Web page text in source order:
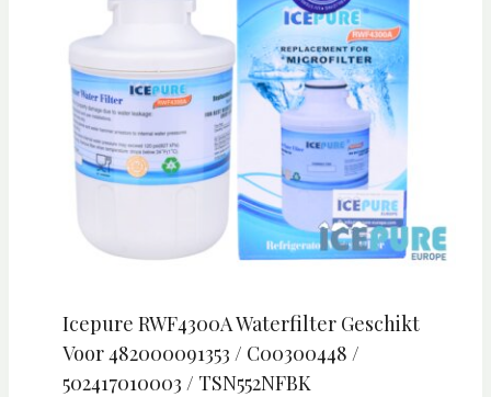
Icepure RWF4300A Waterfilter Geschikt
Voor 482000091353 / C00300448 /
502417010003 / TSN552NFBK